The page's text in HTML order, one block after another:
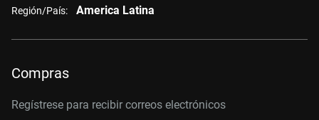
Región/País: America Latina
Compras
Regístrese para recibir correos electrónicos